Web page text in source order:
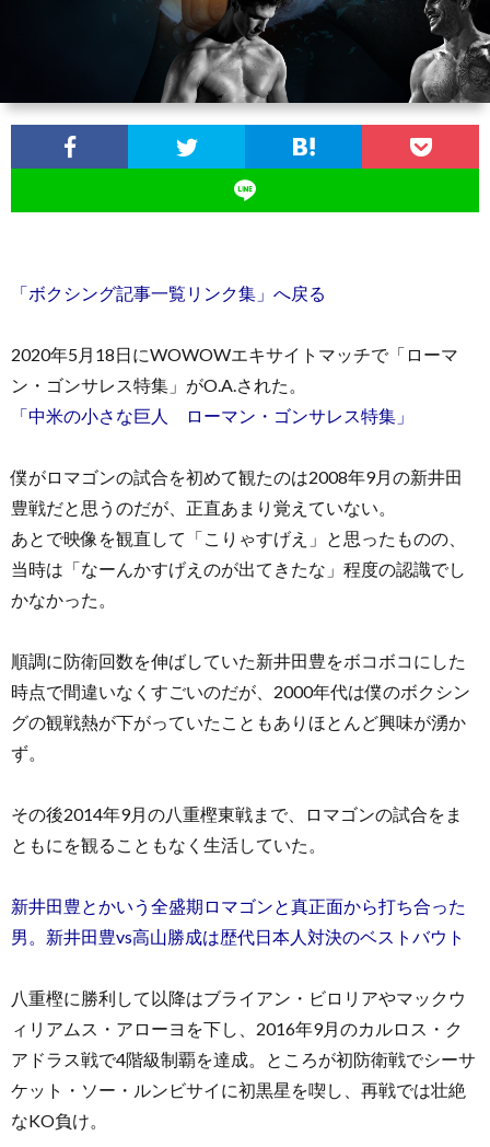
プ
戦
ド
ラ
ー
い
わ
「ボクシング記事一覧リンク集」へ戻る
2020年5月18日にWOWOWエキサイトマッチで「ローマ
ン・ゴンサレス特集」がO.A.された。
「中米の小さな巨人 ローマン・ゴンサレス特集」
僕がロマゴンの試合を初めて観たのは2008年9月の新井田
豊戦だと思うのだが、正直あまり覚えていない。
あとで映像を観直して「こりゃすげえ」と思ったものの、
当時は「なーんかすげえのが出てきたな」程度の認識でし
かなかった。
順調に防衛回数を伸ばしていた新井田豊をボコボコにした
時点で間違いなくすごいのだが、2000年代は僕のボクシン
グの観戦熱が下がっていたこともありほとんど興味が湧か
ず。
その後2014年9月の八重樫東戦まで、ロマゴンの試合をま
ともにを観ることもなく生活していた。
新井田豊とかいう全盛期ロマゴンと真正面から打ち合った
男。新井田豊vs高山勝成は歴代日本人対決のベストバウト
八重樫に勝利して以降はブライアン・ビロリアやマックウ
ィリアムス・アローヨを下し、2016年9月のカルロス・ク
アドラス戦で4階級制覇を達成。ところが初防衛戦でシーサ
ケット・ソー・ルンビサイに初黒星を喫し、再戦では壮絶
なKO負け。